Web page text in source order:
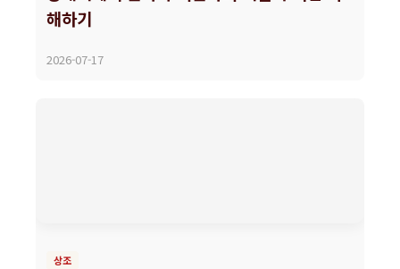
해하기
2026-07-17
상조